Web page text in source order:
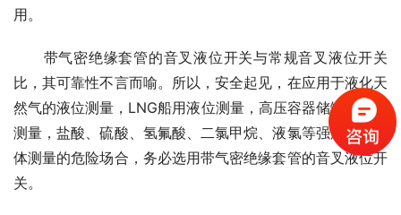
用。
带气密绝缘套管的音叉液位开关与常规音叉液位开关
比，其可靠性不言而喻。所以，安全起见，在应用于液化天
然气的液位测量，LNG船用液位测量，高压容器储罐的液位
测量，盐酸、硫酸、氢氟酸、二氯甲烷、液氯等强腐蚀性液
体测量的危险场合，务必选用带气密绝缘套管的音叉液位开
关。